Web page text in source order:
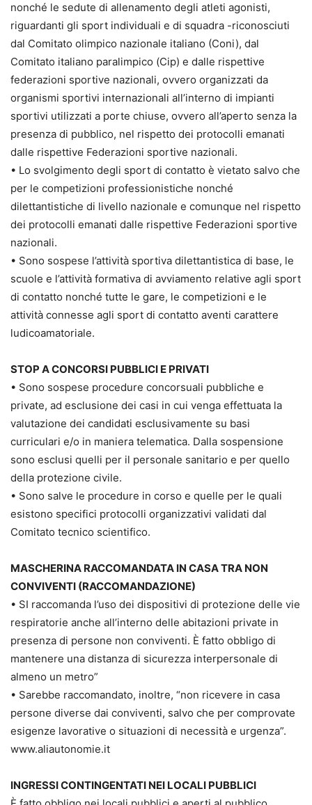
nonché le sedute di allenamento degli atleti agonisti,
riguardanti gli sport individuali e di squadra -riconosciuti
dal Comitato olimpico nazionale italiano (Coni), dal
Comitato italiano paralimpico (Cip) e dalle rispettive
federazioni sportive nazionali, ovvero organizzati da
organismi sportivi internazionali all’interno di impianti
sportivi utilizzati a porte chiuse, ovvero all’aperto senza la
presenza di pubblico, nel rispetto dei protocolli emanati
dalle rispettive Federazioni sportive nazionali.
• Lo svolgimento degli sport di contatto è vietato salvo che
per le competizioni professionistiche nonché
dilettantistiche di livello nazionale e comunque nel rispetto
dei protocolli emanati dalle rispettive Federazioni sportive
nazionali.
• Sono sospese l’attività sportiva dilettantistica di base, le
scuole e l’attività formativa di avviamento relative agli sport
di contatto nonché tutte le gare, le competizioni e le
attività connesse agli sport di contatto aventi carattere
ludicoamatoriale.
STOP A CONCORSI PUBBLICI E PRIVATI
• Sono sospese procedure concorsuali pubbliche e
private, ad esclusione dei casi in cui venga effettuata la
valutazione dei candidati esclusivamente su basi
curriculari e/o in maniera telematica. Dalla sospensione
sono esclusi quelli per il personale sanitario e per quello
della protezione civile.
• Sono salve le procedure in corso e quelle per le quali
esistono specifici protocolli organizzativi validati dal
Comitato tecnico scientifico.
MASCHERINA RACCOMANDATA IN CASA TRA NON
CONVIVENTI (RACCOMANDAZIONE)
• SI raccomanda l’uso dei dispositivi di protezione delle vie
respiratorie anche all’interno delle abitazioni private in
presenza di persone non conviventi. È fatto obbligo di
mantenere una distanza di sicurezza interpersonale di
almeno un metro”
• Sarebbe raccomandato, inoltre, “non ricevere in casa
persone diverse dai conviventi, salvo che per comprovate
esigenze lavorative o situazioni di necessità e urgenza”.
www.aliautonomie.it
INGRESSI CONTINGENTATI NEI LOCALI PUBBLICI